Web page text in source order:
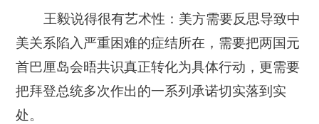
王毅说得很有艺术性： 美方需要反思导致中
美关系陷入严重困难的症结所在，需要把两国元
首巴厘岛会晤共识真正转化为具体行动，更需要
把拜登总统多次作出的一系列承诺切实落到实
处。